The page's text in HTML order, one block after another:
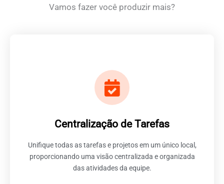
Vamos fazer você produzir mais?
Centralização de Tarefas
Unifique todas as tarefas e projetos em um único local,
proporcionando uma visão centralizada e organizada
das atividades da equipe.
Otimizar a gestão de projetos
A centralização de tarefas no ClickUp oferece uma
abordagem integrada e eficiente para gerenciar todas